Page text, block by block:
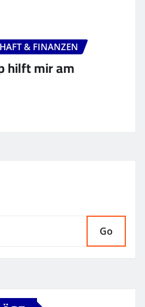
& FINANZEN
hilft mir am
Go